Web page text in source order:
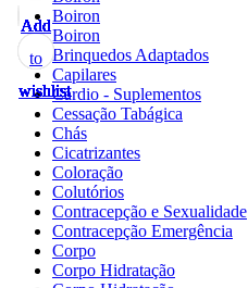
Add
to
wishlist
Add
to
wishlist
Add
to
wishlist
Add
to
wishlist
Add
to
wishlist
Add
to
wishlist
Add
to
wishlist
Add
to
wishlist
Add
to
wishlist
Add
to
wishlist
Add
to
wishlist
Add
to
wishlist
Boiron
Boiron
Brinquedos Adaptados
Capilares
Cardio - Suplementos
Cessação Tabágica
Chás
Cicatrizantes
Coloração
Colutórios
Contracepção e Sexualidade
Contracepção Emergência
Corpo
Corpo Hidratação